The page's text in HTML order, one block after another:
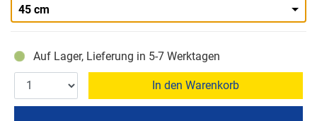
45 cm
Auf Lager, Lieferung in 5-7 Werktagen
In den Warenkorb